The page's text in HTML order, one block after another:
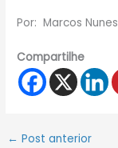
Por: Marcos Nunes
Compartilhe
← Post anterior